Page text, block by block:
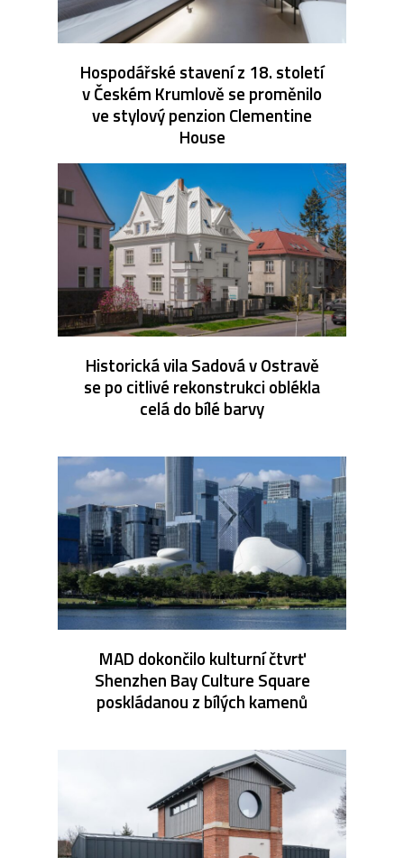
Hospodářské stavení z 18. století
v Českém Krumlově se proměnilo
ve stylový penzion Clementine
House
Historická vila Sadová v Ostravě
se po citlivé rekonstrukci oblékla
celá do bílé barvy
MAD dokončilo kulturní čtvrť
Shenzhen Bay Culture Square
poskládanou z bílých kamenů